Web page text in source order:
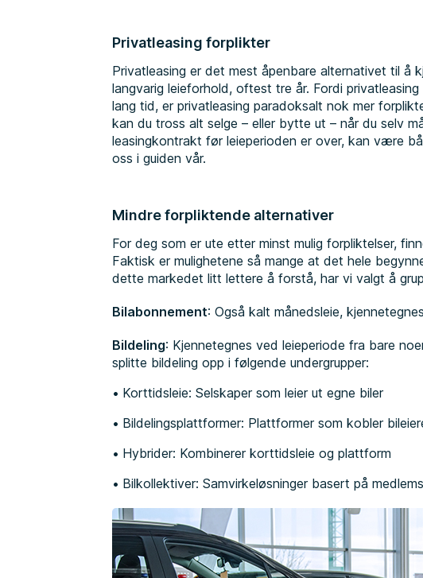
Privatleasing forplikter
Privatleasing er det mest åpenbare alternativet til å
langvarig leieforhold, oftest tre år. Fordi
lang tid, er privatleasing paradoksalt nok mer
kan du tross alt selge – eller bytte ut – når du selv
leasingkontrakt før leieperioden er over, kan være
oss i guiden vår.
Mindre forpliktende alternativer
For deg som er ute etter minst mulig forpliktelser,
Faktisk er mulighetene så mange at det hele
dette markedet litt lettere å forstå, har vi valgt å
Bilabonnement: Også kalt månedsleie,
Bildeling: Kjennetegnes ved leieperiode fra bare
splitte bildeling opp i følgende undergrupper:
Korttidsleie: Selskaper som leier ut egne biler
Bildelingsplattformer: Plattformer som kobler
Hybrider: Kombinerer korttidsleie og plattform
Bilkollektiver: Samvirkeløsninger basert på